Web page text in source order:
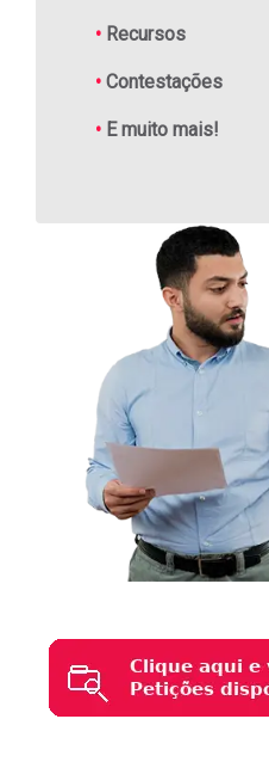
• Recursos
• Contestações
• E muito mais!